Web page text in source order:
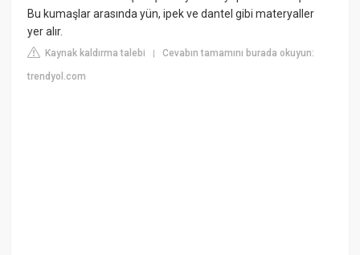
Bu kumaşlar arasında yün, ipek ve dantel gibi materyaller
yer alır.
Kaynak kaldırma talebi |Cevabın tamamını burada okuyun:
trendyol.com